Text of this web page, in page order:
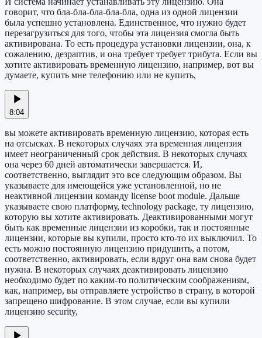
говорит, что бла-бла-бла-бла-бла, одна из одной лицензии
была успешно установлена. Единственное, что нужно будет
перезагрузиться для того, чтобы эта лицензия смогла быть
активирована. То есть процедура установки лицензии, она, к
сожалению, дезраптив, и она требует требует трибута. Если вы
хотите активировать временную лицензию, например, вот вы
думаете, купить мне телефонию или не купить,
8:04
вы можете активировать временную лицензию, которая есть
на отсысках. В некоторых случаях эта временная лицензия
имеет неограниченный срок действия. В некоторых случаях
она через 60 дней автоматически завершается. И,
соответственно, выглядит это все следующим образом. Вы
указываете для имеющейся уже установленной, но не
неактивной лицензии команду license boot module. Дальше
указываете свою платформу, technology package, ту лицензию,
которую вы хотите активировать. Деактивированными могут
быть как временные лицензии из коробки, так и постоянные
лицензии, которые вы купили, просто кто-то их выключил. То
есть можно постоянную лицензию придушить, а потом,
соответственно, активировать, если вдруг она вам снова будет
нужна. В некоторых случаях деактивировать лицензию
необходимо будет по каким-то политическим соображениям,
как, например, вы отправляете устройство в страну, в которой
запрещено шифрование. В этом случае, если вы купили
лицензию security,